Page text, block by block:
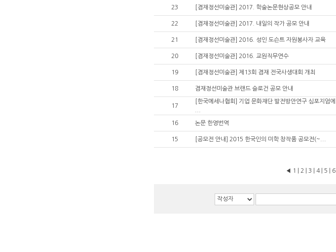
23 [겸재정선미술관] 2017. 학술논문현상공모 안내
22 [겸재정선미술관] 2017. 내일의 작가 공모 안내
21 [겸재정선미술관] 2016. 성인 도슨트 자원봉사자 교육
20 [겸재정선미술관] 2016. 교원직무연수
19 [겸재정선미술관] 제13회 겸재 전국사생대회 개최
18 겸재정선미술관 브랜드 슬로건 공모 안내
17
[한국메세나협회] 기업 문화재단 발전방안연구 심포지엄에
16 논문 한영번역
15 [공모전 안내] 2015 한국인의 미학 창작품 공모전(~...
◀ 1 2 3 4| 5 6